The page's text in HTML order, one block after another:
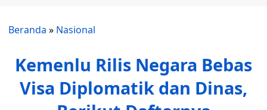
Beranda » Nasional
Kemenlu Rilis Negara Bebas
Visa Diplomatik dan Dinas,